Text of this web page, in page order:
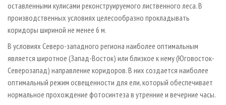
оставленными кулисами реконструируемого лиственного леса. В
производственных условиях целесообразно прокладывать
коридоры шириной не менее 6 м.
В условиях Северо-западного региона наиболее оптимальным
является широтное (Запад-Восток) или близкое к нему (Юговосток-
Северозапад) направление коридоров. В них создается наиболее
оптимальный режим освещенности для ели, который обеспечивает
нормальное прохождение фотосинтеза в утренние и вечерние часы.